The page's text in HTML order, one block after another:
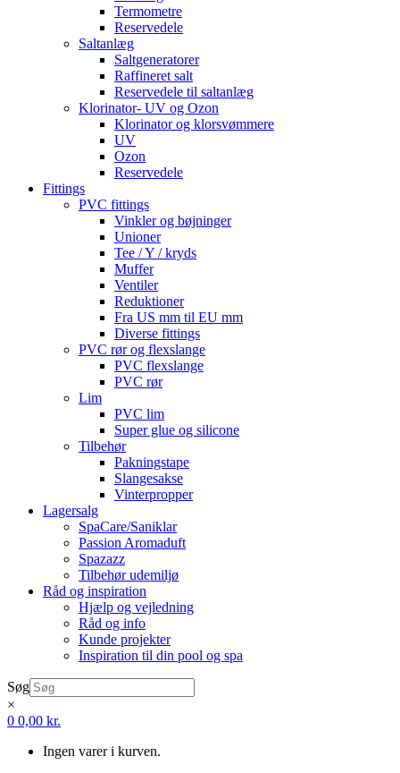
Termometre
Reservedele
Saltanlæg
Saltgeneratorer
Raffineret salt
Reservedele til saltanlæg
Klorinator- UV og Ozon
Klorinator og klorsvømmere
UV
Ozon
Reservedele
Fittings
PVC fittings
Vinkler og bøjninger
Unioner
Tee / Y / kryds
Muffer
Ventiler
Reduktioner
Fra US mm til EU mm
Diverse fittings
PVC rør og flexslange
PVC flexslange
PVC rør
Lim
PVC lim
Super glue og silicone
Tilbehør
Pakningstape
Slangesakse
Vinterpropper
Lagersalg
SpaCare/Saniklar
Passion Aromaduft
Spazazz
Tilbehør udemiljø
Råd og inspiration
Hjælp og vejledning
Råd og info
Kunde projekter
Inspiration til din pool og spa
Søg
×
0 0,00 kr.
Ingen varer i kurven.